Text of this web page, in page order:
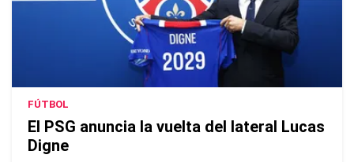
FÚTBOL
El PSG anuncia la vuelta del lateral Lucas
Digne